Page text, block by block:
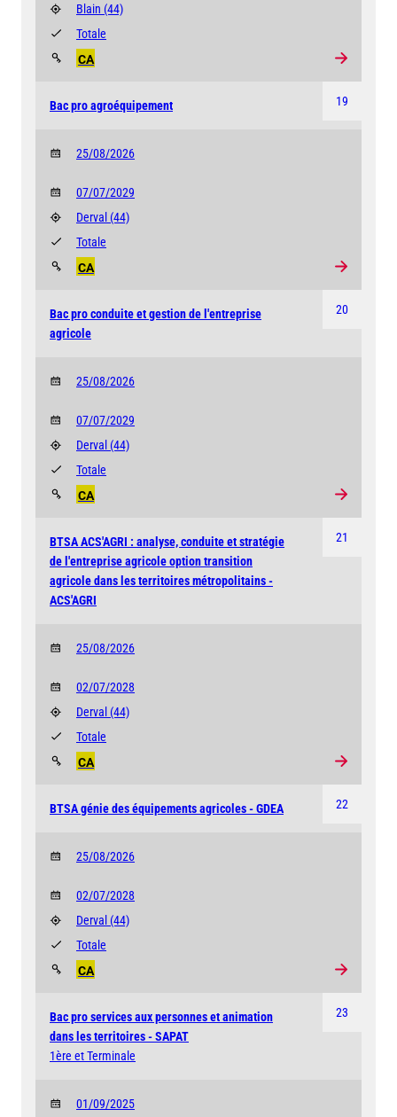
Blain (44)
CA
Totale
19
Bac pro agroéquipement
25/08/2026
07/07/2029
Derval (44)
CA
Totale
20
Bac pro conduite et gestion de l'entreprise
agricole
25/08/2026
07/07/2029
Derval (44)
CA
Totale
21
BTSA ACS'AGRI : analyse, conduite et stratégie
de l'entreprise agricole option transition
agricole dans les territoires métropolitains -
ACS'AGRI
25/08/2026
02/07/2028
Derval (44)
CA
Totale
22
BTSA génie des équipements agricoles - GDEA
25/08/2026
02/07/2028
Derval (44)
CA
Totale
23
Bac pro services aux personnes et animation
dans les territoires - SAPAT
1ère et Terminale
01/09/2025